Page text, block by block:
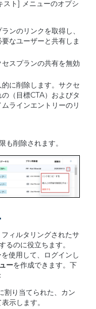
スト] メニューのオプシ
ンのリンクを取得し、
なユーザーと共有しま
セスプランの共有を無効
に削除します。サクセ
（目標CTA）およびタ
ラインエントリーのリ
も削除されます。
ィルタリングされたサ
るのに役立ちます。
使用して、ログインし
ーを作成できます。下
割り当てられた、カン
示します。